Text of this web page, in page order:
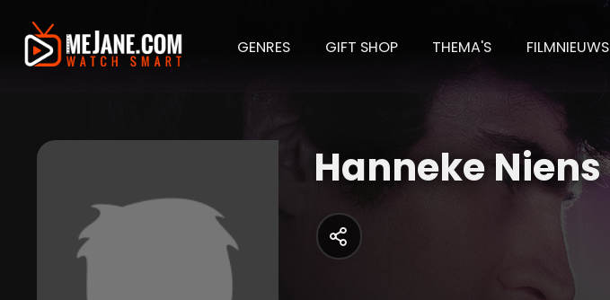
GENRES GIFT SHOP THEMA'S FILMNIEUWS
Hanneke Niens